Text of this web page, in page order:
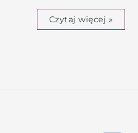
Czytaj więcej »